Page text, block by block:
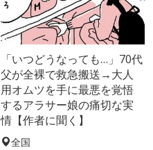
「いつどうなっても…」70代
父が全裸で救急搬送→大人
用オムツを手に最悪を覚悟
するアラサー娘の痛切な実
情【作者に聞く】
全国